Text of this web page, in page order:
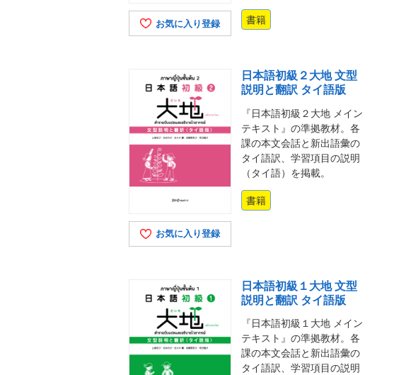
お気に入り登録 書籍
お気に入り登録
日本語初級２大地 文型
説明と翻訳 タイ語版
『日本語初級２大地 メイン
テキスト』の準拠教材。各
課の本文会話と新出語彙の
タイ語訳、学習項目の説明
（タイ語）を掲載。
書籍
日本語初級１大地 文型
説明と翻訳 タイ語版
『日本語初級１大地 メイン
テキスト』の準拠教材。各
課の本文会話と新出語彙の
タイ語訳、学習項目の説明